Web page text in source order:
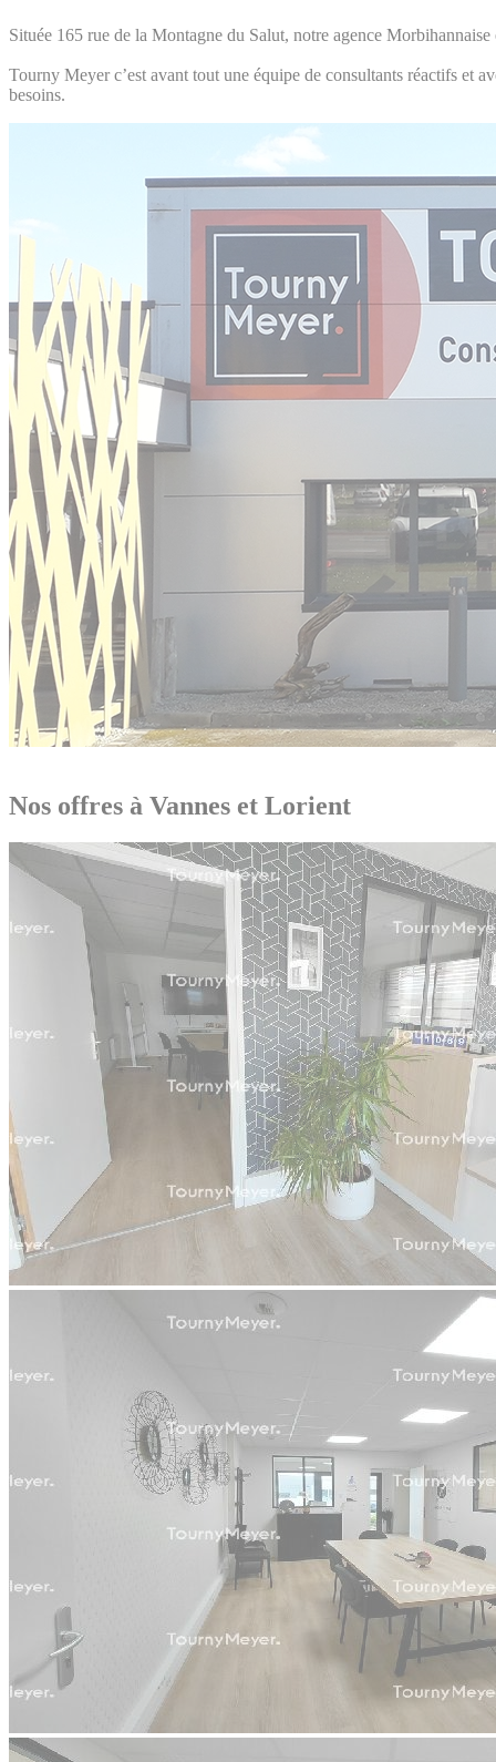
Située 165 rue de la Montagne du Salut, notre agence
Tourny Meyer c’est avant tout une équipe de consultants réactifs et
besoins.
Nos offres à Vannes et Lorient